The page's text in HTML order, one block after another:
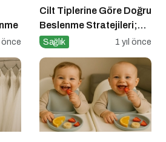
önce
Cilt Tiplerine Göre Doğru
Beslenme Stratejileri;
Genç ve Parlak Cilt İçin
Sağlık 1 yıl önce